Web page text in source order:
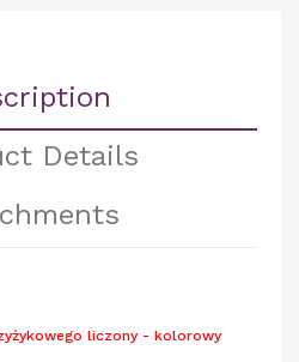
Details
liczony - kolorowy